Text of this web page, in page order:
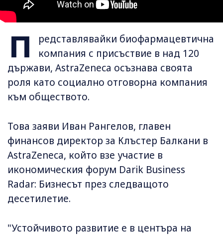
П
редставлявайки биофармацевтична
компания с присъствие в над 120
държави, AstraZeneca осъзнава своята
роля като социално отговорна компания
към обществото.
Това заяви Иван Рангелов, главен
финансов директор за Клъстер Балкани в
AstraZeneca, който взе участие в
икономическия форум Darik Business
Radar: Бизнесът през следващото
десетилетие.
"Устойчивото развитие е в центъра на